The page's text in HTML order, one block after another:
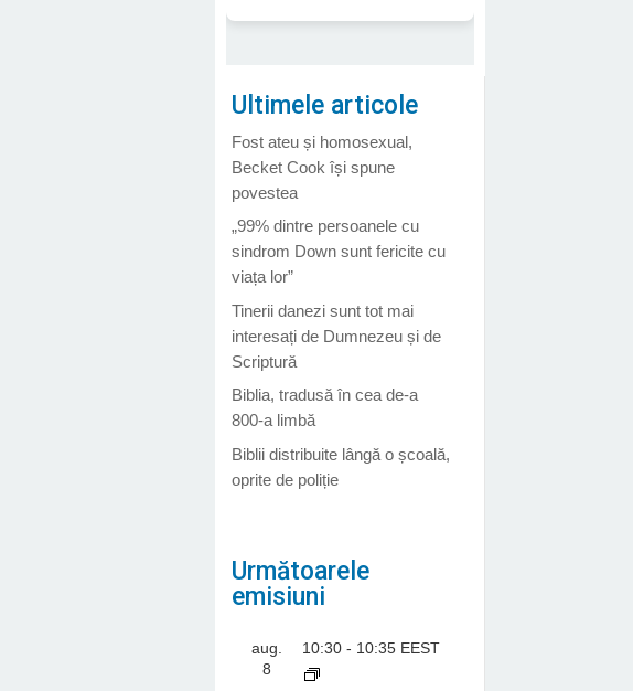
Ultimele articole
Fost ateu și homosexual,
Becket Cook își spune
povestea
„99% dintre persoanele cu
sindrom Down sunt fericite cu
viața lor”
Tinerii danezi sunt tot mai
interesați de Dumnezeu și de
Scriptură
Biblia, tradusă în cea de-a
800-a limbă
Biblii distribuite lângă o școală,
oprite de poliție
Următoarele
emisiuni
aug.
8
10:30- 10:35 EEST